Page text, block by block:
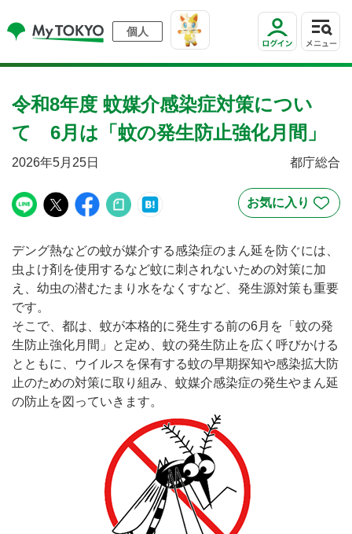
個人
令和8年度 蚊媒介感染症対策につい
て 6月は「蚊の発生防止強化月間」
2026年5月25日 都庁総合
デング熱などの蚊が媒介する感染症のまん延を防ぐには、
虫よけ剤を使用するなど蚊に刺されないための対策に加
え、幼虫の潜むたまり水をなくすなど、発生源対策も重要
です。
そこで、都は、蚊が本格的に発生する前の6月を「蚊の発
生防止強化月間」と定め、蚊の発生防止を広く呼びかける
とともに、ウイルスを保有する蚊の早期探知や感染拡大防
止のための対策に取り組み、蚊媒介感染症の発生やまん延
の防止を図っていきます。